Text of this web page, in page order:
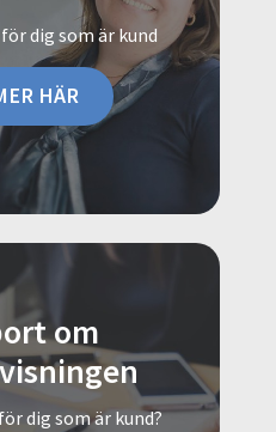
dig som är kund
HÄR
om
dig som är kund?